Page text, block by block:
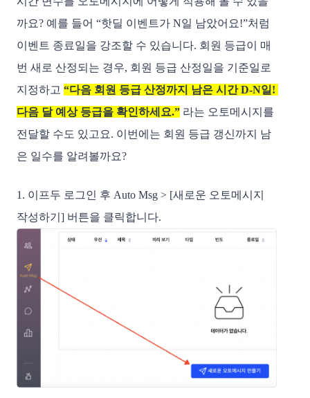
까요? 예를 들어 “핫딜 이벤트가 N일 남았어요!”처럼
이벤트 종료일을 강조할 수 있습니다. 회원 등급이 매
번 새로 산정되는 경우, 회원 등급 산정일을 기준일로
지정하고 “다음 회원 등급 산정까지 남은 시간 D-N일!
다음 달 예상 등급을 확인하세요.” 라는 오토메시지를
전달할 수도 있고요. 이번에는 회원 등급 갱신까지 남
은 일수를 알려볼까요?
1. 이프두 로그인 후 Auto Msg > [새로운 오토메시지
작성하기] 버튼을 클릭합니다.